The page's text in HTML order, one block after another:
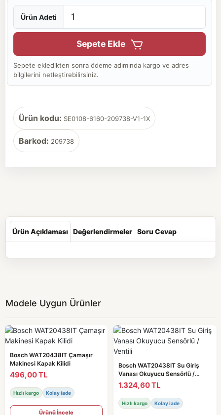
Ürün Adeti
Sepete Ekle
Sepete ekledikten sonra ödeme adımında kargo ve adres
bilgilerini netleştirebilirsiniz.
Ürün kodu: SE0108-6160-209738-V1-1X
Barkod: 209738
Ürün Açıklaması Değerlendirmeler Soru Cevap
Modele Uygun Ürünler
Bosch WAT20438IT Çamaşır
Makinesi Kapak Kilidi
496,00 TL
Hızlı kargo Kolay iade
Ürünü İncele
Bosch WAT20438IT Su Giriş
Vanası Okuyucu Sensörlü /
Ventili
1.324,60 TL
Hızlı kargo Kolay iade